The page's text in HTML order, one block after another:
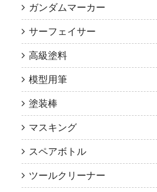
ガンダムマーカー
サーフェイサー
高級塗料
模型用筆
塗装棒
マスキング
スペアボトル
ツールクリーナー